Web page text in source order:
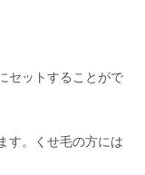
セットすることがで
す。くせ毛の方には